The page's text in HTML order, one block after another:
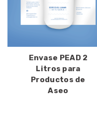
Envase PEAD 2
Litros para
Productos de
Aseo